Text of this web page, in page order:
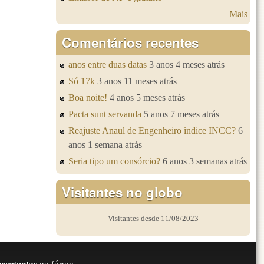
Mais
Comentários recentes
anos entre duas datas 3 anos 4 meses atrás
Só 17k 3 anos 11 meses atrás
Boa noite! 4 anos 5 meses atrás
Pacta sunt servanda 5 anos 7 meses atrás
Reajuste Anaul de Engenheiro ìndice INCC? 6
anos 1 semana atrás
Seria tipo um consórcio? 6 anos 3 semanas atrás
Visitantes no globo
Visitantes desde 11/08/2023